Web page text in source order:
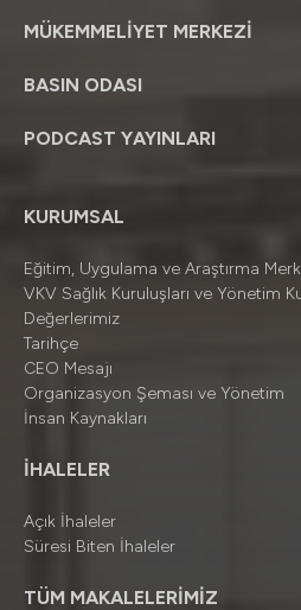
MÜKEMMELİYET MERKEZİ
BASIN ODASI
PODCAST YAYINLARI
KURUMSAL
Eğitim, Uygulama ve Araştırma
VKV Sağlık Kuruluşları ve Yönetim
Değerlerimiz
Tarihçe
CEO Mesajı
Organizasyon Şeması ve Yönetim
İnsan Kaynakları
İHALELER
Açık İhaleler
Süresi Biten İhaleler
TÜM MAKALELERİMİZ